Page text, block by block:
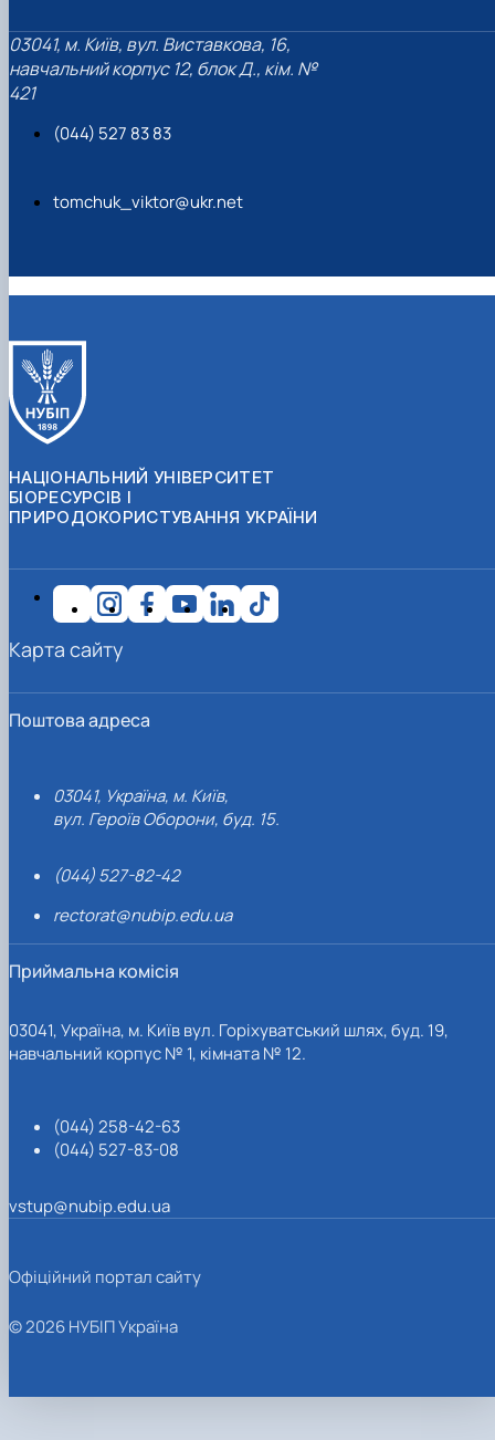
03041, м. Київ, вул. Виставкова, 16,
навчальний корпус 12, блок Д., кім. №
421
(044) 527 83 83
tomchuk_viktor@ukr.net
НАЦІОНАЛЬНИЙ УНІВЕРСИТЕТ
БІОРЕСУРСІВ І
ПРИРОДОКОРИСТУВАННЯ УКРАЇНИ
Поштова адреса
03041, Україна, м. Київ,
вул. Героїв Оборони, буд. 15.
(044) 527-82-42
rectorat@nubip.edu.ua
Приймальна комісія
03041, Україна, м. Київ вул. Горіхуватський шлях, буд. 19,
навчальний корпус № 1, кімната № 12.
(044) 258-42-63
(044) 527-83-08
vstup@nubip.edu.ua
Карта сайту
Офіційний портал сайту
© 2026 НУБІП Україна